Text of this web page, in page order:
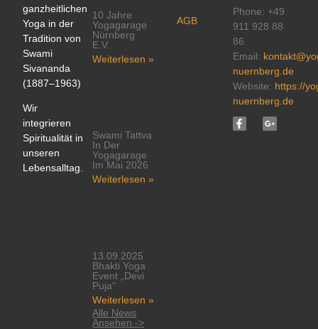
ganzheitlichen
Yoga in der
Tradition von
Swami
Sivananda
(1887–1963)
Wir
integrieren
Spiritualität in
unseren
Lebensalltag.
10 Jahre
Yogagarage
Nürnberg
E.V.
Weiterlesen »
Swami Tattva
In Der
Yogagarage
Im Mai 2026
Weiterlesen »
13.09.2025
Bhakti Yoga
Event „Devi
Puja“
Weiterlesen »
Alle News
Ansehen ->
AGB
Phone: +49
911 928 88
86
Email:
nuernberg.de
Website: https://
nuernberg.de